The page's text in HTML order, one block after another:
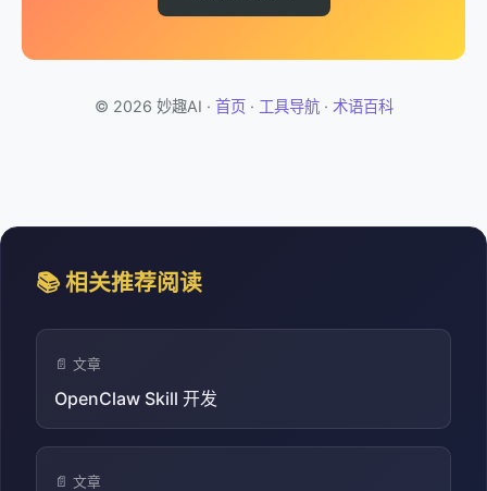
© 2026 妙趣AI · 首页· 工具导航· 术语百科
📚 相关推荐阅读
📄 文章
OpenClaw Skill 开发
📄 文章